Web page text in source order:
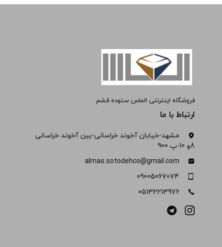
فروشگاه اینترنتی الماس ستوده قشم
ارتباط با ما
مشهد-خیابان آخوند خراسانی-بین آخوند خراسانی
8و 10-پ 900
almas.sotodehco@gmail.com
09005067074
05132213976